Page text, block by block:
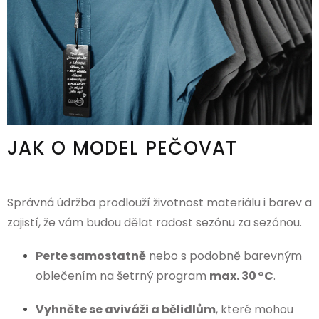
JAK O MODEL PEČOVAT
Správná údržba prodlouží životnost materiálu i barev a
zajistí, že vám budou dělat radost sezónu za sezónou.
Perte samostatně nebo s podobně barevným
oblečením na šetrný program max. 30 °C.
Vyhněte se aviváži a bělidlům, které mohou